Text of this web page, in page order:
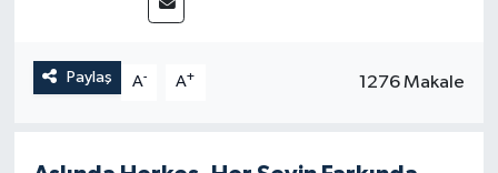
Bunca zaman psikolojik harp yaparak
aracılığıyla İran’ı karıştırıp esir almaya
Paylaş A- A+ 1276 Makale
Son Dakika Haberleri
Haber Arşivi